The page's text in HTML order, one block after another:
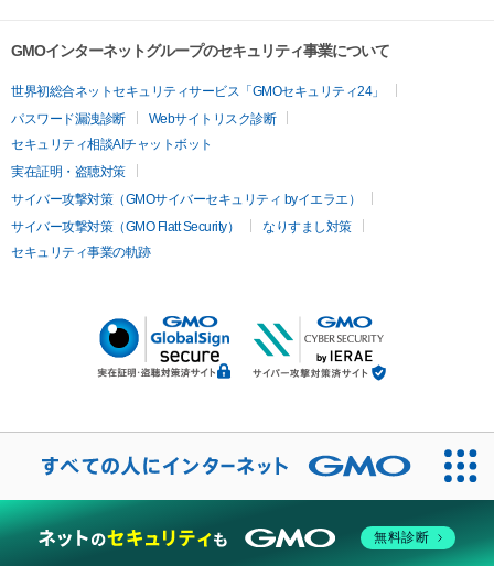
GMOインターネットグループのセキュリティ事業について
世界初総合ネットセキュリティサービス「GMOセキュリティ24」
パスワード漏洩診断
Webサイトリスク診断
セキュリティ相談AIチャットボット
実在証明・盗聴対策
サイバー攻撃対策（GMOサイバーセキュリティ byイエラエ）
サイバー攻撃対策（GMO Flatt Security）
なりすまし対策
セキュリティ事業の軌跡
無料診断